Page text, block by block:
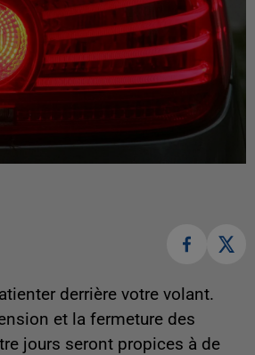
derrière votre volant.
et la fermeture des
jours seront propices à de